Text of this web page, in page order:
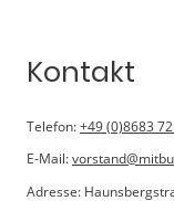
Kontakt
Telefon:+49 (0)8683
E-Mail:
Adresse: